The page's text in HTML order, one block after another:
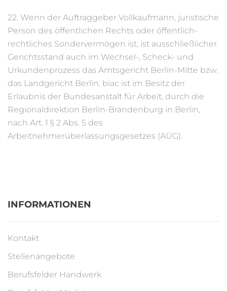
22. Wenn der Auftraggeber Vollkaufmann, juristische
Person des öffentlichen Rechts oder öffentlich-
rechtliches Sondervermögen ist, ist ausschließlicher
Gerichtsstand auch im Wechsel-, Scheck- und
Urkundenprozess das Amtsgericht Berlin-Mitte bzw.
das Landgericht Berlin. biac ist im Besitz der
Erlaubnis der Bundesanstalt für Arbeit, durch die
Regionaldirektion Berlin-Brandenburg in Berlin,
nach Art. 1 § 2 Abs. 5 des
Arbeitnehmerüberlassungsgesetzes (AÜG).
INFORMATIONEN
Kontakt
Stellenangebote
Berufsfelder Handwerk